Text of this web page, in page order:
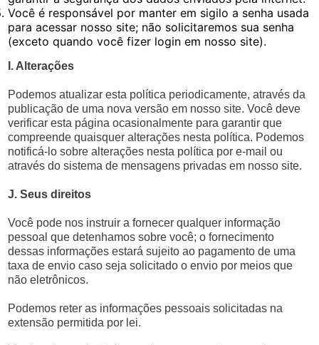
Você é responsável por manter em sigilo a senha usada
para acessar nosso site; não solicitaremos sua senha
(exceto quando você fizer login em nosso site).
I. Alterações
Podemos atualizar esta política periodicamente, através da
publicação de uma nova versão em nosso site. Você deve
verificar esta página ocasionalmente para garantir que
compreende quaisquer alterações nesta política. Podemos
notificá-lo sobre alterações nesta política por e-mail ou
através do sistema de mensagens privadas em nosso site.
J. Seus direitos
Você pode nos instruir a fornecer qualquer informação
pessoal que detenhamos sobre você; o fornecimento
dessas informações estará sujeito ao pagamento de uma
taxa de envio caso seja solicitado o envio por meios que
não eletrônicos.
Podemos reter as informações pessoais solicitadas na
extensão permitida por lei.